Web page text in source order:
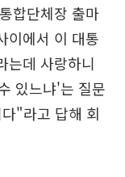
합단체장 출마
이에서 이 대통
는데 사랑하니
있느냐'는 질문
"라고 답해 회